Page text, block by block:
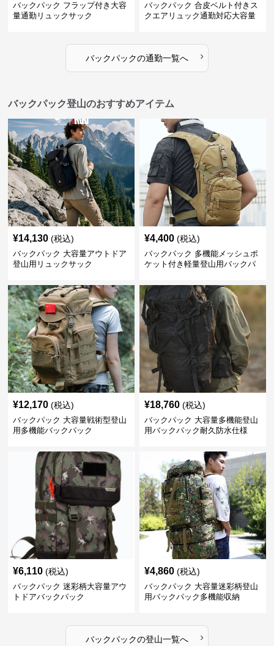
バックパック フラップ付き大容
量通勤リュックサック
バックパック 合皮ベルト付きス
クエアリュック通勤対応大容量
バックパックの通勤一覧へ ›
バックパック登山のおすすめアイテム
¥14,130 (税込)
バックパック 大容量アウトドア
登山用リュックサック
¥4,400 (税込)
バックパック 多機能メッシュポ
ケット付き軽量登山用バックパ
¥12,170 (税込)
バックパック 大容量戦術型登山
用多機能バックパック
¥18,760 (税込)
バックパック 大容量多機能登山
用バックパック耐久防水仕様
¥6,110 (税込)
バックパック 迷彩柄大容量アウ
トドアバックパック
¥4,860 (税込)
バックパック 大容量迷彩柄登山
用バックパック多機能収納
バックパックの登山一覧へ ›